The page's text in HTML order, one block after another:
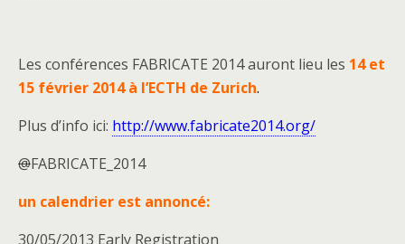
Les conférences FABRICATE 2014 auront lieu les 14 et
15 février 2014 à l’ECTH de Zurich.
Plus d’info ici: http://www.fabricate2014.org/
@FABRICATE_2014
un calendrier est annoncé:
30/05/2013 Early Registration